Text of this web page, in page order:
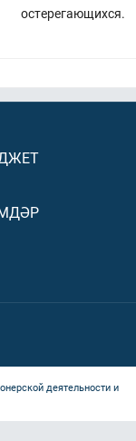
остерегающихся.
деятельности и